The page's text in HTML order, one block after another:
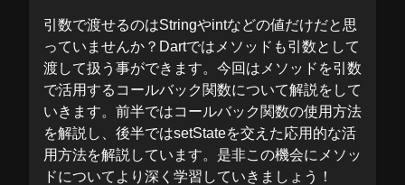
引数で渡せるのはStringやintなどの値だけだと思
っていませんか？Dartではメソッドも引数として
渡して扱う事ができます。今回はメソッドを引数
で活用するコールバック関数について解説をして
いきます。前半ではコールバック関数の使用方法
を解説し、後半ではsetStateを交えた応用的な活
用方法を解説しています。是非この機会にメソッ
ドについてより深く学習していきましょう！